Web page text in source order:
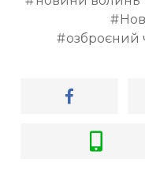
озброєний